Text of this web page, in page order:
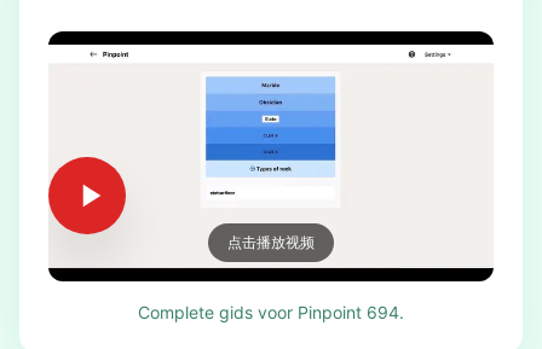
点击播放视频
Complete gids voor Pinpoint 694.